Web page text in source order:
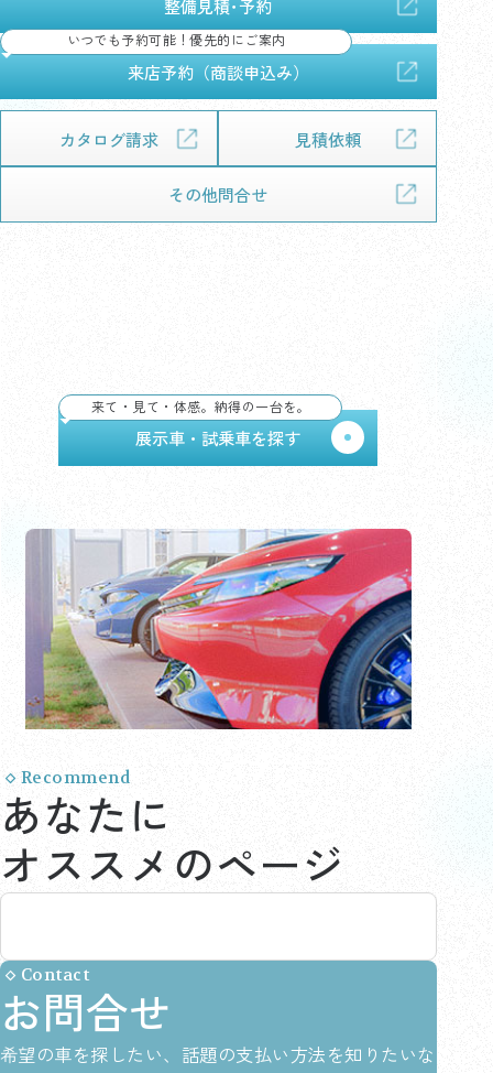
整備見積･予約
いつでも予約可能！優先的にご案内
来店予約（商談申込み）
カタログ請求 見積依頼
その他問合せ
来て・見て・体感。納得の一台を。
展示車・試乗車を探す
Recommend
あなたに
オススメのページ
Contact
お問合せ
希望の車を探したい、話題の支払い方法を知りたいな